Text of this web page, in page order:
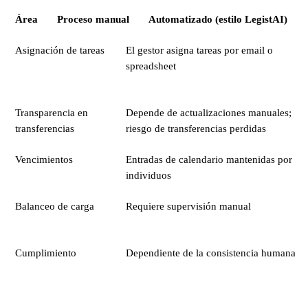
Área Proceso manual Automatizado (estilo LegistAI)
Asignación de tareas
El gestor asigna tareas por email o
spreadsheet
Transparencia en
transferencias
Depende de actualizaciones manuales;
riesgo de transferencias perdidas
Vencimientos
Entradas de calendario mantenidas por
individuos
Balanceo de carga Requiere supervisión manual
Cumplimiento Dependiente de la consistencia humana